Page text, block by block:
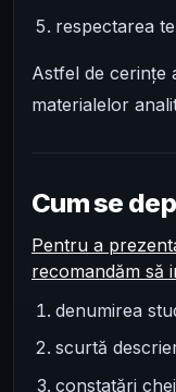
respectarea
Astfel de cerințe
materialelor
Cum se
Pentru a
recomandăm să
denumirea
scurtă
constatări